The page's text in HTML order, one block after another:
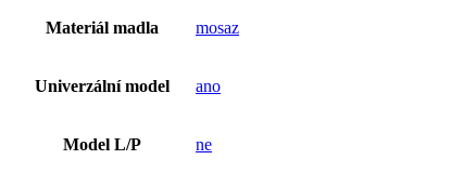
Materiál madla mosaz
Univerzální model ano
Model L/P ne